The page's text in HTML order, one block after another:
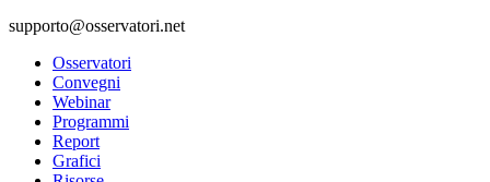
supporto@osservatori.net
Osservatori
Convegni
Webinar
Programmi
Report
Grafici